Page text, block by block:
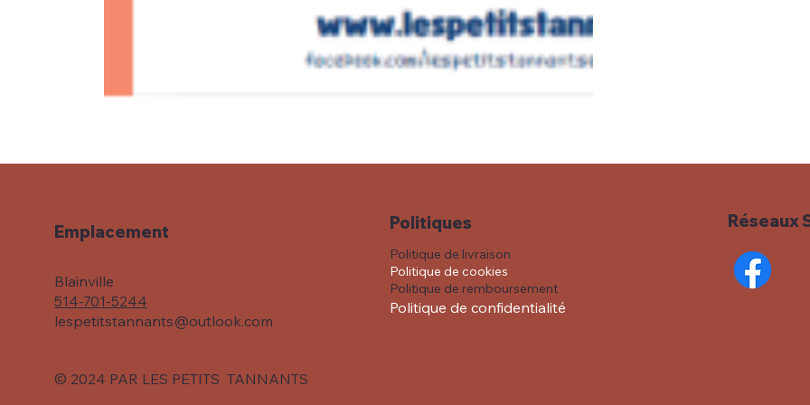
Blainville
514-701-5244
lespetitstannants@outlook.com
Emplacement Politiques
Politique de livraison
Politique de cookies
Politique de remboursement
Politique de confidentialité
Réseaux
© 2024 PAR LES PETITS TANNANTS